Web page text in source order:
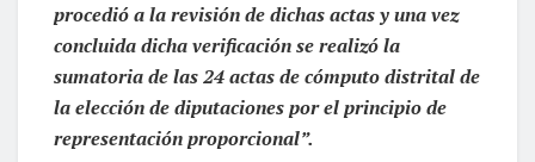
procedió a la revisión de dichas actas y una vez
concluida dicha verificación se realizó la
sumatoria de las 24 actas de cómputo distrital de
la elección de diputaciones por el principio de
representación proporcional”.